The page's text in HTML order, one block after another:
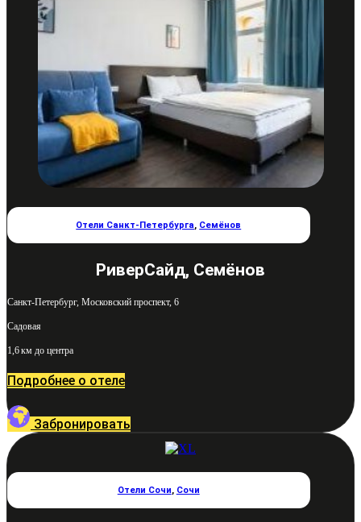
Отели Санкт-Петербурга, Семёнов
РиверСайд, Семёнов
Санкт-Петербург, Московский проспект, 6
Садовая
1,6 км до центра
Подробнее о отеле
Забронировать
Отели Сочи, Сочи